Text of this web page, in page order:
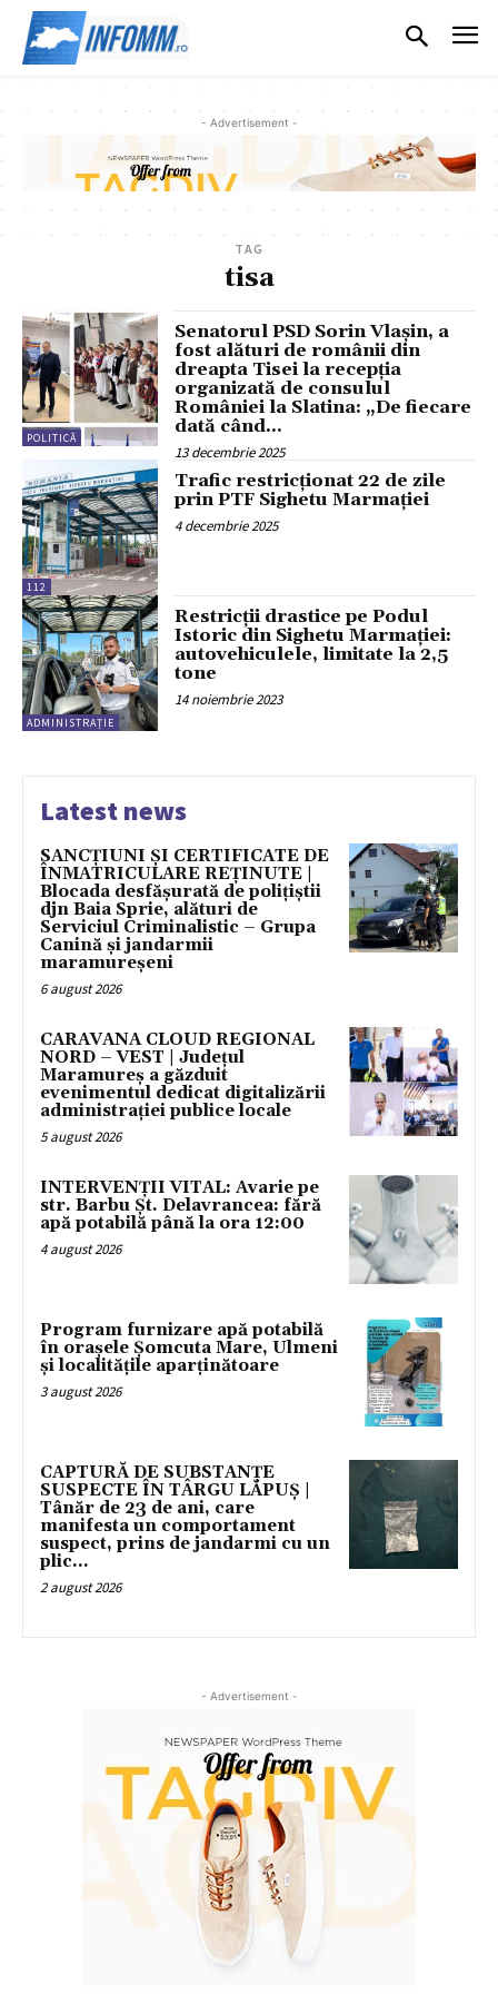
- Advertisement -
TAG
tisa
POLITICĂ
Senatorul PSD Sorin Vlașin, a
fost alături de românii din
dreapta Tisei la recepția
organizată de consulul
României la Slatina: „De fiecare
dată când...
13 decembrie 2025
112
Trafic restricționat 22 de zile
prin PTF Sighetu Marmației
4 decembrie 2025
ADMINISTRAȚIE
Restricții drastice pe Podul
Istoric din Sighetu Marmației:
autovehiculele, limitate la 2,5
tone
14 noiembrie 2023
Latest news
SANCȚIUNI ȘI CERTIFICATE DE
ÎNMATRICULARE REȚINUTE |
Blocada desfășurată de polițiștii
djn Baia Sprie, alături de
Serviciul Criminalistic – Grupa
Canină și jandarmii
maramureșeni
6 august 2026
CARAVANA CLOUD REGIONAL
NORD – VEST | Județul
Maramureș a găzduit
evenimentul dedicat digitalizării
administrației publice locale
5 august 2026
INTERVENȚII VITAL: Avarie pe
str. Barbu Șt. Delavrancea: fără
apă potabilă până la ora 12:00
4 august 2026
Program furnizare apă potabilă
în orașele Șomcuta Mare, Ulmeni
și localitățile aparținătoare
3 august 2026
CAPTURĂ DE SUBSTANȚE
SUSPECTE ÎN TÂRGU LĂPUȘ |
Tânăr de 23 de ani, care
manifesta un comportament
suspect, prins de jandarmi cu un
plic...
2 august 2026
- Advertisement -